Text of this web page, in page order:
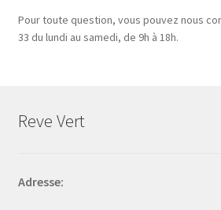
Pour toute question, vous pouvez nous
33 du lundi au samedi, de 9h à 18h.
Reve Vert
Adresse: